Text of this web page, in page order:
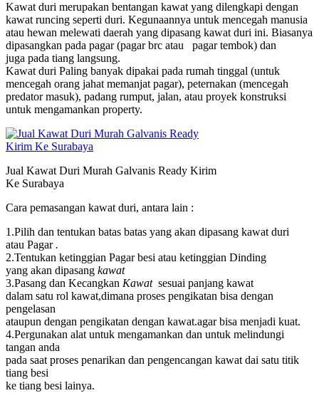
Kawat duri merupakan bentangan kawat yang dilengkapi dengan
kawat runcing seperti duri. Kegunaannya untuk mencegah manusia
atau hewan melewati daerah yang dipasang kawat duri ini. Biasanya
dipasangkan pada pagar (pagar brc atau pagar tembok) dan
juga pada tiang langsung.
Kawat duri Paling banyak dipakai pada rumah tinggal (untuk
mencegah orang jahat memanjat pagar), peternakan (mencegah
predator masuk), padang rumput, jalan, atau proyek konstruksi
untuk mengamankan property.
Jual Kawat Duri Murah Galvanis Ready Kirim
Ke Surabaya
Cara pemasangan kawat duri, antara lain :
1.Pilih dan tentukan batas batas yang akan dipasang kawat duri
atau Pagar.
2.Tentukan ketinggian Pagar besi atau ketinggian Dinding
yang akan dipasang kawat
3.Pasang dan Kecangkan Kawat sesuai panjang kawat
dalam satu rol kawat,dimana proses pengikatan bisa dengan
pengelasan
ataupun dengan pengikatan dengan kawat.agar bisa menjadi kuat.
4.Pergunakan alat untuk mengamankan dan untuk melindungi
tangan anda
pada saat proses penarikan dan pengencangan kawat dai satu titik
tiang besi
ke tiang besi lainya.